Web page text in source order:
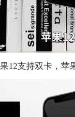
支持双卡，苹果